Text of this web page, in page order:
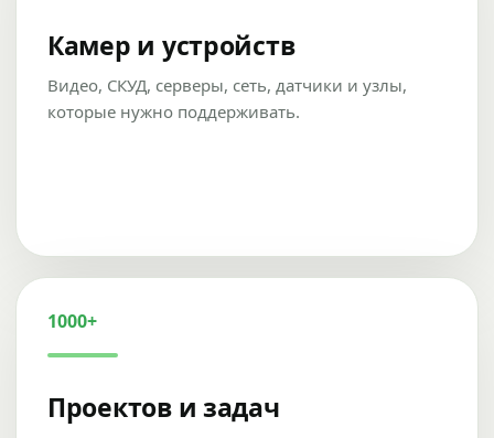
Камер и устройств
Видео, СКУД, серверы, сеть, датчики и узлы,
которые нужно поддерживать.
1000+
Проектов и задач